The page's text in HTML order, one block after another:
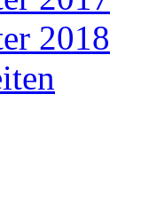
2018